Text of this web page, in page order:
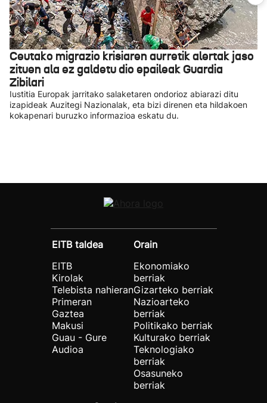
Ceutako migrazio krisiaren aurretik alertak jaso
zituen ala ez galdetu dio epaileak Guardia
Zibilari
Iustitia Europak jarritako salaketaren ondorioz abiarazi ditu
izapideak Auzitegi Nazionalak, eta bizi direnen eta hildakoen
kokapenari buruzko informazioa eskatu du.
EITB taldea
EITB
Kirolak
Telebista nahieran
Primeran
Gaztea
Makusi
Guau - Gure
Audioa
Orain
Ekonomiako
berriak
Gizarteko berriak
Nazioarteko
berriak
Politikako berriak
Kulturako berriak
Teknologiako
berriak
Osasuneko
berriak